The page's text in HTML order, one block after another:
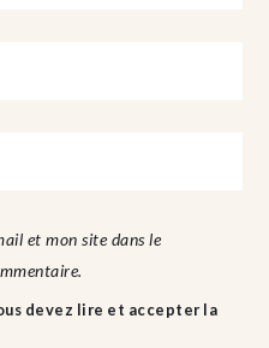
et mon site dans le
devez lire et accepter la